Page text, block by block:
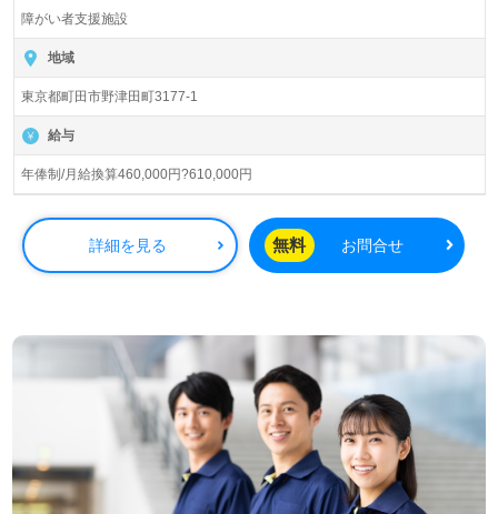
れぞれ専用フロアに分かれており、入居定員は20名と少人
数制を採用しているため、個別のニーズに寄り添った支援
が可能です。
正社員としての役割は、施設長で、年俸制（月給換算
460,000円?610,000円）となっており、介護福祉士または
看護助手や介護職の経験がある方、さらには管理職経験を
お持ちの方を歓迎します。ICT機器（見守りセンサー、ナ
ースコール、介護記録ソフトなど）を導入しており、効率
的な業務運営が実現されています。
家族に安心していただける施設づくりに貢献したい方、障
がい福祉への熱い想いを持っている方、またキャリアを新
たに築きたい方に最適な環境です。転職をお考えの方は、
ウィルオブ介護を通じて、完全無料の転職支援サービスを
ご利用いただけます。LINEやメール、お電話での相談も受
け付けており、非公開求人の情報も取り扱っています。ぜ
ひお気軽にお問い合わせください。
障がい者支援施設
地域
東京都町田市野津田町3177-1
給与
年俸制/月給換算460,000円?610,000円
詳細を見る 無料 お問合せ